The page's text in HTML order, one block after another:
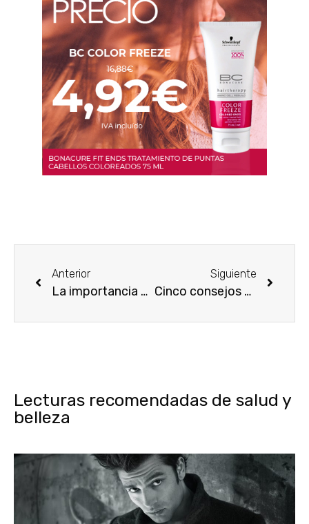
Anterior
La importancia de la exfoliación facial
Siguiente
Cinco consejos para evitar enredos en el pelo
Lecturas recomendadas de salud y
belleza